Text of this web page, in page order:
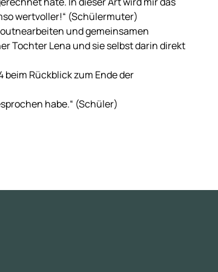
wertvoller!“ (Schülermuter)
und gemeinsamen
Tochter Lena und sie selbst darin direkt
beim Rückblick zum Ende der
habe.“ (Schüler)